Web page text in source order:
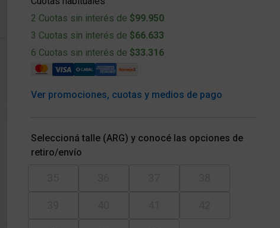
2 Cuotas sin interés de $99.950
3 Cuotas sin interés de $66.633
6 Cuotas sin interés de $33.316
Ver promociones, cuotas y medios de pago
Seleccioná talle (ARG) y conocé las opciones de
retiro/envío